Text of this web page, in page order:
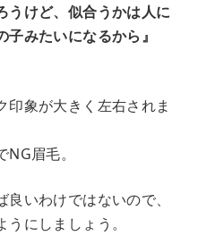
うけど、似合うかは人に
みたいになるから』
印象が大きく左右されま
眉毛。
いわけではないので、
にしましょう。